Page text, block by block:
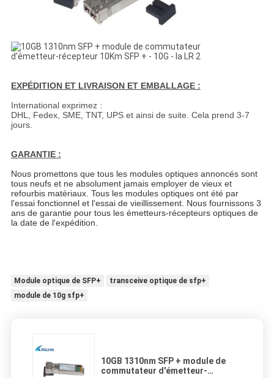
EXPÉDITION ET LIVRAISON ET EMBALLAGE :
International exprimez :
DHL, Fedex, SME, TNT, UPS et ainsi de suite. Cela prend 3-7
jours.
GARANTIE :
Nous promettons que tous les modules optiques annoncés sont
tous neufs et ne absolument jamais employer de vieux et
refourbis matériaux. Tous les modules optiques ont été par
l'essai fonctionnel et l'essai de vieillissement. Nous fournissons 3
ans de garantie pour tous les émetteurs-récepteurs optiques de
la date de l'expédition.
Module optique de SFP+
transceive optique de sfp+
module de 10g sfp+
10GB 1310nm SFP + module de
commutateur d'émetteur-